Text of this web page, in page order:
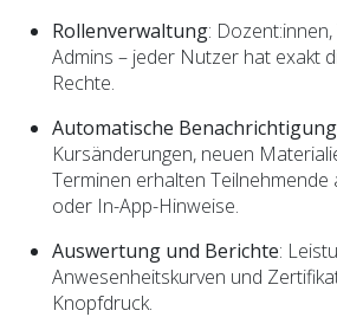
Rollenverwaltung:
Admins – jeder Nutzer hat exakt
Rechte.
Automatische
Kursänderungen, neuen
Terminen erhalten Teilnehmende
oder In-App-Hinweise.
Auswertung und Berichte:
Anwesenheitskurven und
Knopfdruck.